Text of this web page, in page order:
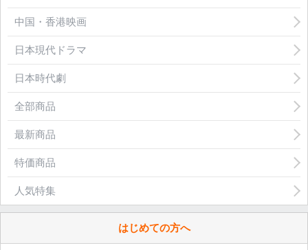
中国・香港映画
日本現代ドラマ
日本時代劇
全部商品
最新商品
特価商品
人気特集
はじめての方へ